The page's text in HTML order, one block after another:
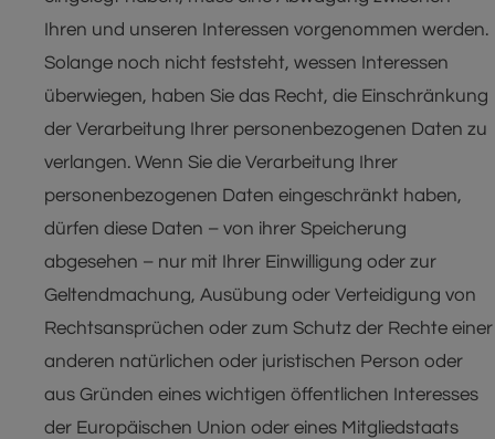
Ihren und unseren Interessen vorgenommen werden.
Solange noch nicht feststeht, wessen Interessen
überwiegen, haben Sie das Recht, die Einschränkung
der Verarbeitung Ihrer personenbezogenen Daten zu
verlangen. Wenn Sie die Verarbeitung Ihrer
personenbezogenen Daten eingeschränkt haben,
dürfen diese Daten – von ihrer Speicherung
abgesehen – nur mit Ihrer Einwilligung oder zur
Geltendmachung, Ausübung oder Verteidigung von
Rechtsansprüchen oder zum Schutz der Rechte einer
anderen natürlichen oder juristischen Person oder
aus Gründen eines wichtigen öffentlichen Interesses
der Europäischen Union oder eines Mitgliedstaats